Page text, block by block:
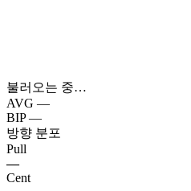
불러오는 중…
AVG —
BIP —
방향 분포
Pull
—
Cent